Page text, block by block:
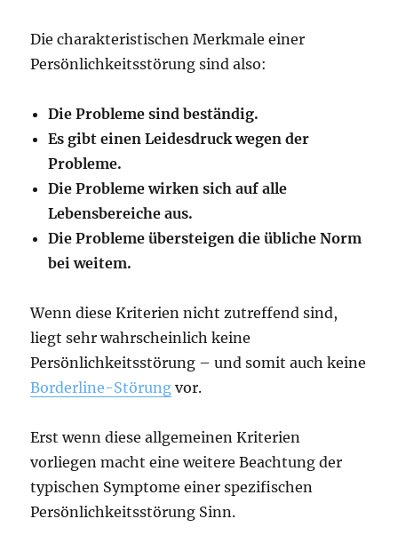
Die charakteristischen Merkmale einer
Persönlichkeitsstörung sind also:
Die Probleme sind beständig.
Es gibt einen Leidesdruck wegen der
Probleme.
Die Probleme wirken sich auf alle
Lebensbereiche aus.
Die Probleme übersteigen die übliche Norm
bei weitem.
Wenn diese Kriterien nicht zutreffend sind,
liegt sehr wahrscheinlich keine
Persönlichkeitsstörung – und somit auch keine
Borderline-Störung vor.
Erst wenn diese allgemeinen Kriterien
vorliegen macht eine weitere Beachtung der
typischen Symptome einer spezifischen
Persönlichkeitsstörung Sinn.